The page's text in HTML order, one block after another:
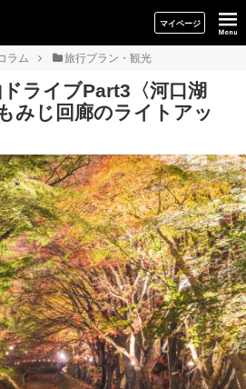
マイページ
ラム 旅行プラン・観光
ライブPart3〈河口湖
みじ回廊のライトアッ